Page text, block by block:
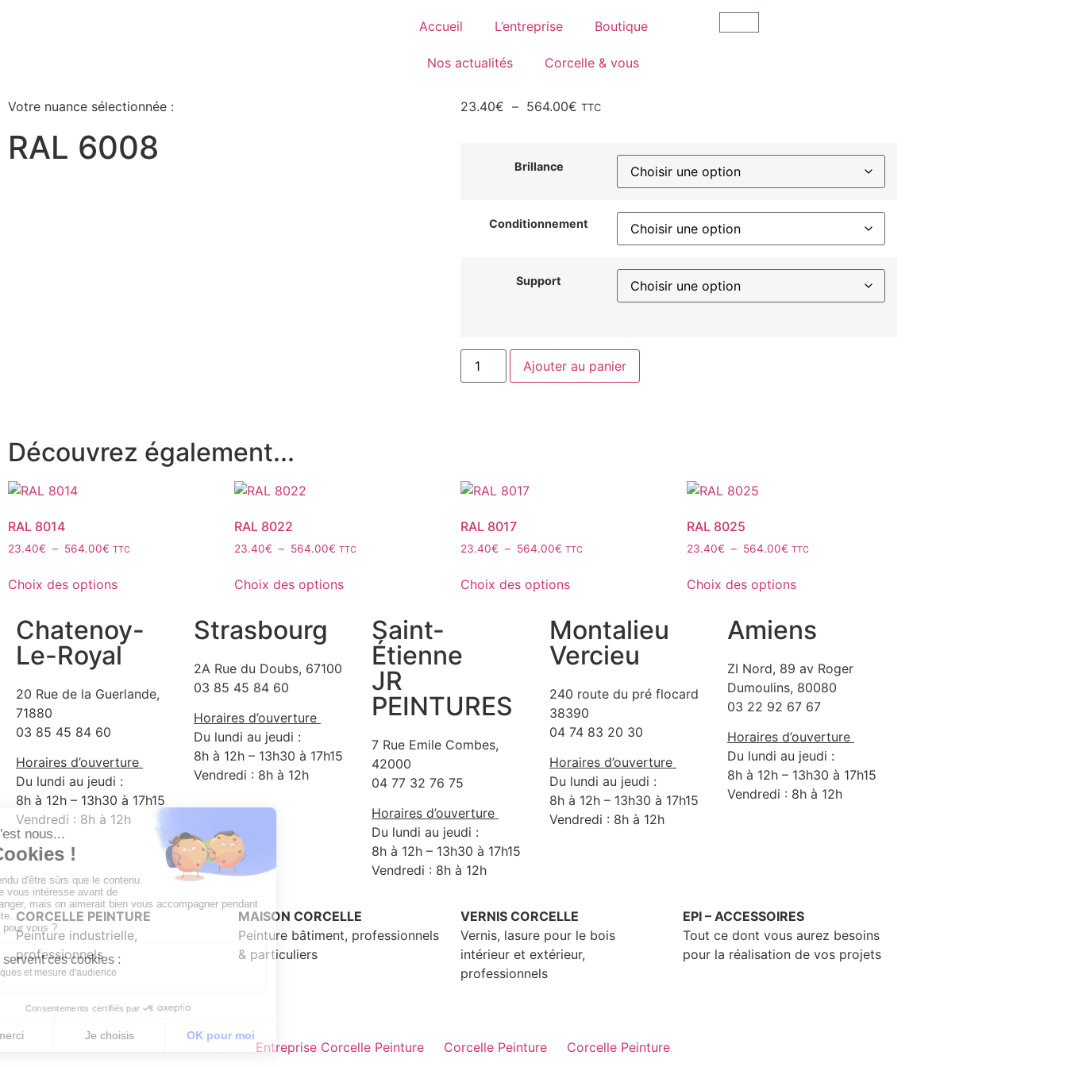
Accueil L’entreprise Boutique
Nos actualités Corcelle & vous
Votre nuance sélectionnée :
RAL 6008
23.40€ – 564.00€ TTC
Brillance
Conditionnement
Support
Ajouter au panier
Découvrez également...
RAL 8014
23.40€ – 564.00€ TTC
Choix des options
RAL 8022
23.40€ – 564.00€ TTC
Choix des options
RAL 8017
23.40€ – 564.00€ TTC
Choix des options
RAL 8025
23.40€ – 564.00€ TTC
Choix des options
Chatenoy-
Le-Royal
20 Rue de la Guerlande,
71880
03 85 45 84 60
Horaires d’ouverture
Du lundi au jeudi :
8h à 12h – 13h30 à 17h15
Vendredi : 8h à 12h
Strasbourg
2A Rue du Doubs, 67100
03 85 45 84 60
Horaires d’ouverture
Du lundi au jeudi :
8h à 12h – 13h30 à 17h15
Vendredi : 8h à 12h
Saint-
Étienne
JR
PEINTURES
7 Rue Emile Combes,
42000
04 77 32 76 75
Horaires d’ouverture
Du lundi au jeudi :
8h à 12h – 13h30 à 17h15
Vendredi : 8h à 12h
Montalieu
Vercieu
240 route du pré flocard
38390
04 74 83 20 30
Horaires d’ouverture
Du lundi au jeudi :
8h à 12h – 13h30 à 17h15
Vendredi : 8h à 12h
Amiens
ZI Nord, 89 av Roger
Dumoulins, 80080
03 22 92 67 67
Horaires d’ouverture
Du lundi au jeudi :
8h à 12h – 13h30 à 17h15
Vendredi : 8h à 12h
CORCELLE PEINTURE
Peinture industrielle,
professionnels
MAISON CORCELLE
Peinture bâtiment, professionnels
& particuliers
VERNIS CORCELLE
Vernis, lasure pour le bois
intérieur et extérieur,
professionnels
EPI – ACCESSOIRES
Tout ce dont vous aurez besoins
pour la réalisation de vos projets
Entreprise Corcelle Peinture Corcelle Peinture Corcelle Peinture